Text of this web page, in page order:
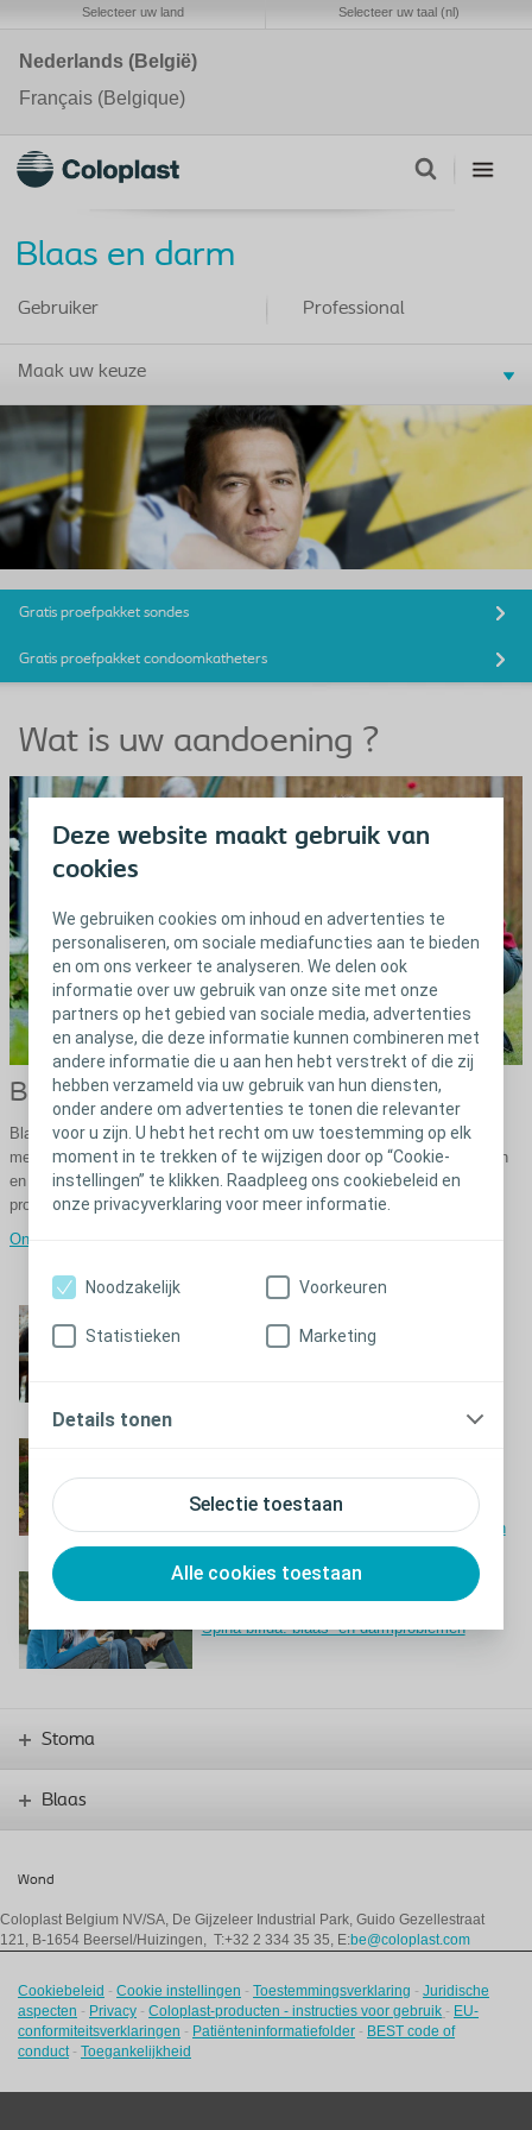
Deze website maakt gebruik van
cookies
We gebruiken cookies om inhoud en advertenties te
personaliseren, om sociale mediafuncties aan te bieden
en om ons verkeer te analyseren. We delen ook
informatie over uw gebruik van onze site met onze
partners op het gebied van sociale media, advertenties
en analyse, die deze informatie kunnen combineren met
andere informatie die u aan hen hebt verstrekt of die zij
hebben verzameld via uw gebruik van hun diensten,
onder andere om advertenties te tonen die relevanter
voor u zijn. U hebt het recht om uw toestemming op elk
moment in te trekken of te wijzigen door op “Cookie-
instellingen” te klikken. Raadpleeg ons cookiebeleid en
onze privacyverklaring voor meer informatie.
Selectie toestaan
Alle cookies toestaan
Noodzakelijk Voorkeuren
Statistieken Marketing
Details tonen
Selecteer uw land Selecteer uw taal (nl)
Nederlands (België)
Français (Belgique)
Blaas en darm
Gebruiker
Maak uw keuze
Professional
Gratis proefpakket sondes
Gratis proefpakket condoomkatheters
Wat is uw aandoening ?
Blaasproblemen
Blaasproblemen kunnen worden veroorzaakt door een groot aantal
medische aandoeningen. Dit gedeelte helpt u deze oorzaken te begrijpen
en de juiste behandelingsoptie en de juiste methode voor uw specifieke
probleem te kiezen.
Ongewild urineverlies en incontinentie
Leven met een
dwarslaesie
Sclerose
Multiple sclerose - blaas- en darmproblemen
Leven met Spina Bifida
Spina bifida: blaas- en darmproblemen
Stoma
Blaas
Wond
Coloplast Belgium NV/SA, De Gijzeleer Industrial Park, Guido Gezellestraat
121, B-1654 Beersel/Huizingen, T:+32 2 334 35 35, E:be@coloplast.com
Cookiebeleid - Cookie instellingen - Toestemmingsverklaring - Juridische
aspecten - Privacy - Coloplast-producten - instructies voor gebruik - EU-
conformiteitsverklaringen - Patiënteninformatiefolder - BEST code of
conduct- Toegankelijkheid